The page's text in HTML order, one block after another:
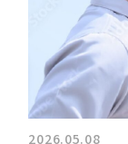
2026.05.08